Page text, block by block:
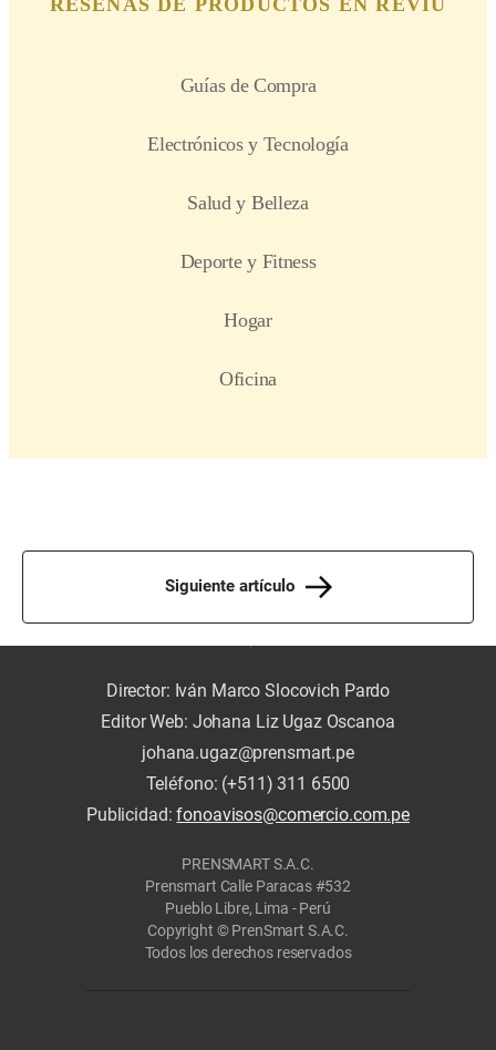
Siguiente artículo
Director: Iván Marco Slocovich Pardo
Editor Web: Johana Liz Ugaz Oscanoa
johana.ugaz@prensmart.pe
Teléfono: (+511) 311 6500
Publicidad:fonoavisos@comercio.com.pe
PRENSMART S.A.C.
Prensmart Calle Paracas #532
Pueblo Libre, Lima - Perú
Copyright © PrenSmart S.A.C.
Todos los derechos reservados